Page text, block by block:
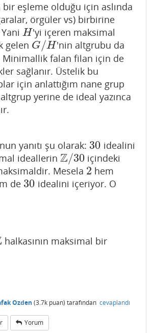
eşleme olduğu için aslında
örgüler vs) birbirine
H
H 'yi içeren maksimal
gelen G/H
G/H
'nin altgrubu da
falan filan için de
sağlanır. Üstelik bu
için anlattığım nane grup
yerine de ideal yazınca
yanıtı şu olarak: 30
30 idealini
ideallerin Z/30
Z/30
içindeki
Mesela 2
2 hem
de 30
30 idealini içeriyor. O
halkasının maksimal bir
Ozden (3.7k puan) tarafından cevaplandı
Yorum